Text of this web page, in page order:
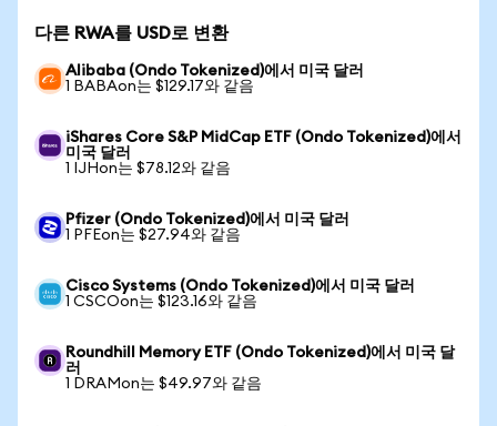
다른 RWA를 USD로 변환
Alibaba (Ondo Tokenized)에서 미국 달러
1 BABAon는 $129.17와 같음
iShares Core S&P MidCap ETF (Ondo Tokenized)에서
미국 달러
1 IJHon는 $78.12와 같음
Pfizer (Ondo Tokenized)에서 미국 달러
1 PFEon는 $27.94와 같음
Cisco Systems (Ondo Tokenized)에서 미국 달러
1 CSCOon는 $123.16와 같음
Roundhill Memory ETF (Ondo Tokenized)에서 미국 달
러
1 DRAMon는 $49.97와 같음